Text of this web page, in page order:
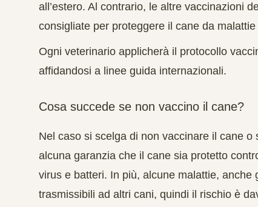
all’estero. Al contrario, le altre vaccinazioni
consigliate per proteggere il cane da malattie
Ogni veterinario applicherà il protocollo
affidandosi a linee guida internazionali.
Cosa succede se non vaccino il cane?
Nel caso si scelga di non vaccinare il cane
alcuna garanzia che il cane sia protetto
virus e batteri. In più, alcune malattie, anche
trasmissibili ad altri cani, quindi il rischio è